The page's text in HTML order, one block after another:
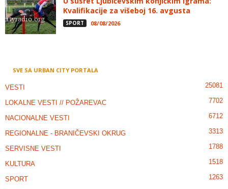
Kvalifikacije za višeboj 16. avgusta
SPORT 08/08/2026
SVE SA URBAN CITY PORTALA
VESTI 25081
LOKALNE VESTI // POŽAREVAC 7702
NACIONALNE VESTI 6712
REGIONALNE - BRANIČEVSKI OKRUG 3313
SERVISNE VESTI 1788
KULTURA 1518
SPORT 1263